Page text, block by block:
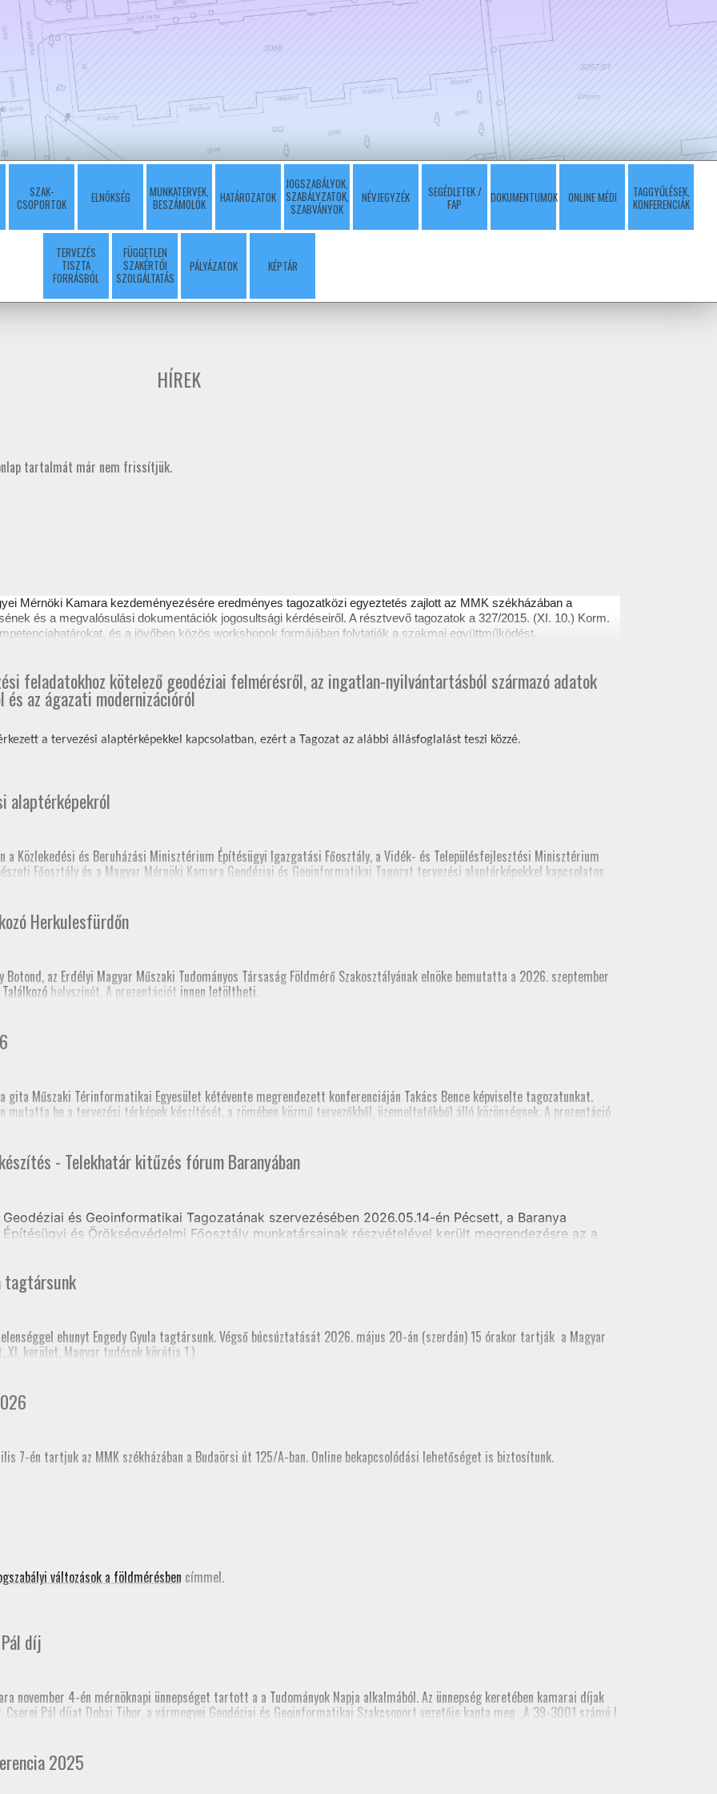
SZAK-
CSOPORTOK
ELNÖKSÉG
MUNKATERVEK,
BESZÁMOLÓK
HATÁROZATOK
JOGSZABÁLYOK,
SZABÁLYZATOK,
SZABVÁNYOK
NÉVJEGYZÉK
SEGÉDLETEK /
FAP
DOKUMENTUMOK ONLINE MÉDI
TAGGYŰLÉSEK,
KONFERENCIÁK
TERVEZÉS
TISZTA
FORRÁSBÓL
FÜGGETLEN
SZAKÉRTŐI
SZOLGÁLTATÁS
PÁLYÁZATOK KÉPTÁR
HÍREK
tartalmát már nem frissítjük.
Mérnöki Kamara kezdeményezésére eredményes tagozatközi egyeztetés zajlott az MMK székházában a
és a megvalósulási dokumentációk jogosultsági kérdéseiről. A résztvevő tagozatok a 327/2015. (XI. 10.) Korm.
és a jövőben közös workshopok formájában folytatják a szakmai együttműködést.
feladatokhoz kötelező geodéziai felmérésről, az ingatlan-nyilvántartásból származó adatok
és az ágazati modernizációról
a tervezési alaptérképekkel kapcsolatban, ezért a Tagozat az alábbi állásfoglalást teszi közzé.
alaptérképekról
a Közlekedési és Beruházási Minisztérium Építésügyi Igazgatási Főosztály, a Vidék- és Településfejlesztési Minisztérium
Főosztály és a Magyar Mérnöki Kamara Geodéziai és Geoinformatikai Tagozat tervezési alaptérképekkel kapcsolatos
elnöksége nagyon sok tájékoztatón és fórumon tartott előadást a tervezési alaptérképekről. A legutolsó előadás
Fórum a szakcsoport szervezésében, szakmagyakorlók, kormányhivatal (építési és földhivatali területről), építész kamara
Fórum a szakcsoport szervezésében, kormányhivatal (építési és földhivatali területről), építész kamara részvételével
Főosztályvezetők Értekezlete (online, mintegy 240 fő földhivatali munkatárs részvételével)
Esztergom
szakmai továbbképzés (teljes megyei földhivatali részvétellel)
Szakfelügyelői Értekezlet (online, mintegy 70 fő részvételével)
Herkulesfürdőn
az Erdélyi Magyar Műszaki Tudományos Társaság Földmérő Szakosztályának elnöke bemutatta a 2026. szeptember
helyszínét. A prezentációt innen letöltheti
gita Műszaki Térinformatikai Egyesület kétévente megrendezett konferenciáján Takács Bence képviselte tagozatunkat.
mutatta be a tervezési térképek készítését, a zömében közmű tervezőkből, üzemeltetőkből álló közönségnek. A prezentáció
- Telekhatár kitűzés fórum Baranyában
és Geoinformatikai Tagozatának szervezésében 2026.05.14-én Pécsett, a Baranya
és Örökségvédelmi Főosztály munkatársainak részvételével került megrendezésre az a
tagtársunk
ehunyt Engedy Gyula tagtársunk. Végső búcsúztatását 2026. május 20-án (szerdán) 15 órakor tartják a Magyar
XI. kerület, Magyar tudósok körútja 1.).
7-én tartjuk az MMK székházában a Budaörsi út 125/A-ban. Online bekapcsolódási lehetőséget is biztosítunk.
változások a földmérésben címmel.
díj
november 4-én mérnöknapi ünnepséget tartott a a Tudományok Napja alkalmából. Az ünnepség keretében kamarai díjak
Pál díjat Dobai Tibor, a vármegyei Geodéziai és Geoinformatikai Szakcsoport vezetője kapta meg „A 39-3001 számú I.
Kamara korábbi elnöke, akinek emlékére alapították a díjat.
2025